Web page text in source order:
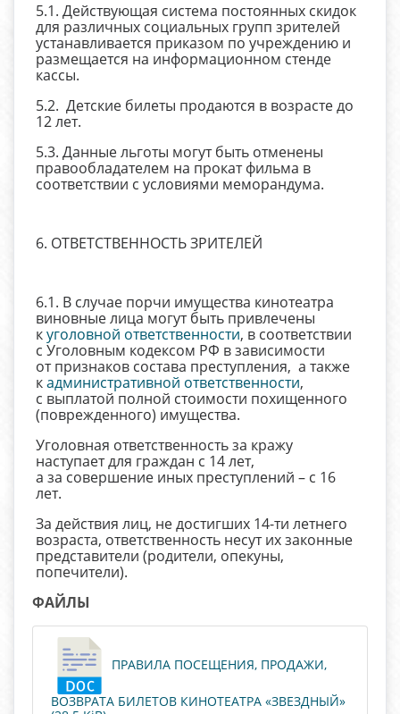
5.1. Действующая система постоянных скидок
для различных социальных групп зрителей
устанавливается приказом по учреждению и
размещается на информационном стенде
кассы.
5.2. Детские билеты продаются в возрасте до
12 лет.
5.3. Данные льготы могут быть отменены
правообладателем на прокат фильма в
соответствии с условиями меморандума.
6. ОТВЕТСТВЕННОСТЬ ЗРИТЕЛЕЙ
6.1. В случае порчи имущества кинотеатра
виновные лица могут быть привлечены
куголовной ответственности, в соответствии
с Уголовным кодексом РФ в зависимости
от признаков состава преступления, а также
кадминистративной ответственности,
с выплатой полной стоимости похищенного
(поврежденного) имущества.
Уголовная ответственность за кражу
наступает для граждан с 14 лет,
а за совершение иных преступлений – с 16
лет.
За действия лиц, не достигших 14-ти летнего
возраста, ответственность несут их законные
представители (родители, опекуны,
попечители).
ФАЙЛЫ
ПРАВИЛА ПОСЕЩЕНИЯ, ПРОДАЖИ,
ВОЗВРАТА БИЛЕТОВ КИНОТЕАТРА «ЗВЕЗДНЫЙ»